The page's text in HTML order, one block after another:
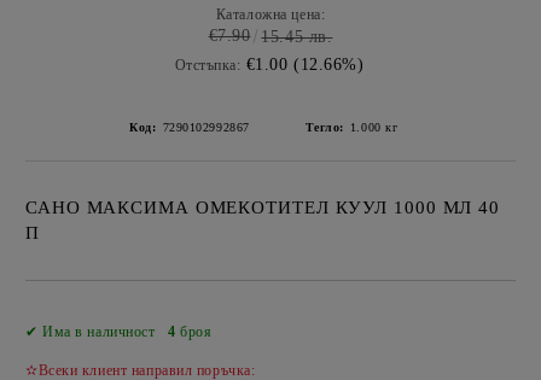
Каталожна цена:
€7.90 15.45 лв.
Отстъпка: €1.00 (12.66%)
Код: 7290102992867 Тегло: 1.000 кг
САНО МАКСИМА ОМЕКОТИТЕЛ КУУЛ 1000 МЛ 40
П
✔ Има в наличност4 броя
✫Всеки клиент направил поръчка: